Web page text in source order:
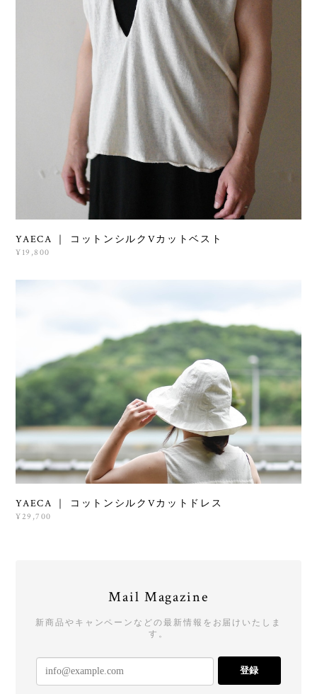
YAECA ｜ コットンシルクVカットベスト
¥19,800
YAECA ｜ コットンシルクVカットドレス
¥29,700
Mail Magazine
新商品やキャンペーンなどの最新情報をお届けいたしま
す。
登録